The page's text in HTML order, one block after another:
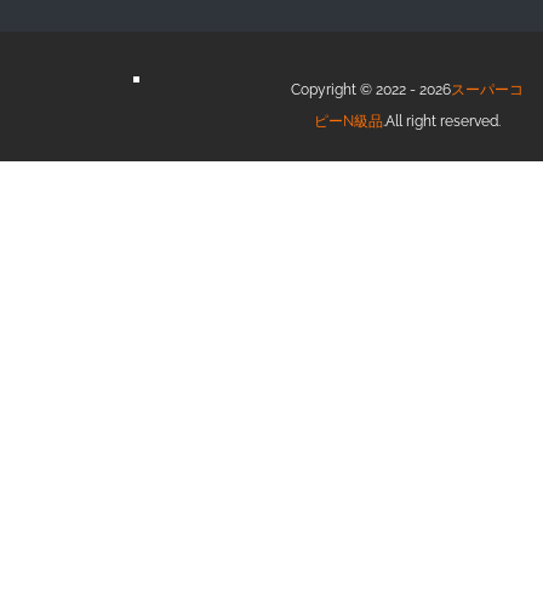
Copyright © 2022 - 2026スーパーコ
ピーN級品.All right reserved.